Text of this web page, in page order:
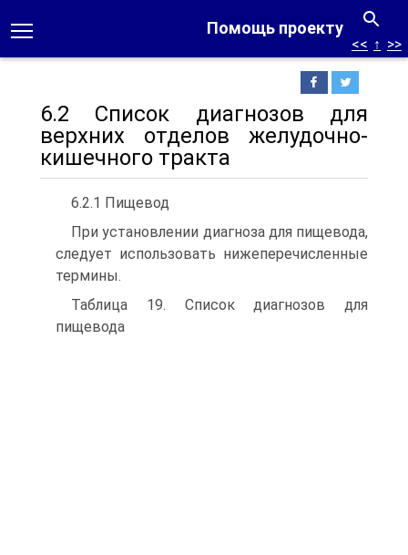
Помощь проекту
<< ↑ >>
6.2 Список диагнозов для
верхних отделов желудочно-
кишечного тракта
6.2.1 Пищевод
При установлении диагноза для пищевода,
следует использовать нижеперечисленные
термины.
Таблица 19. Список диагнозов для
пищевода